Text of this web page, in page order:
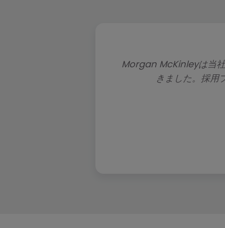
Morgan McKinleyは当社
きました。採用